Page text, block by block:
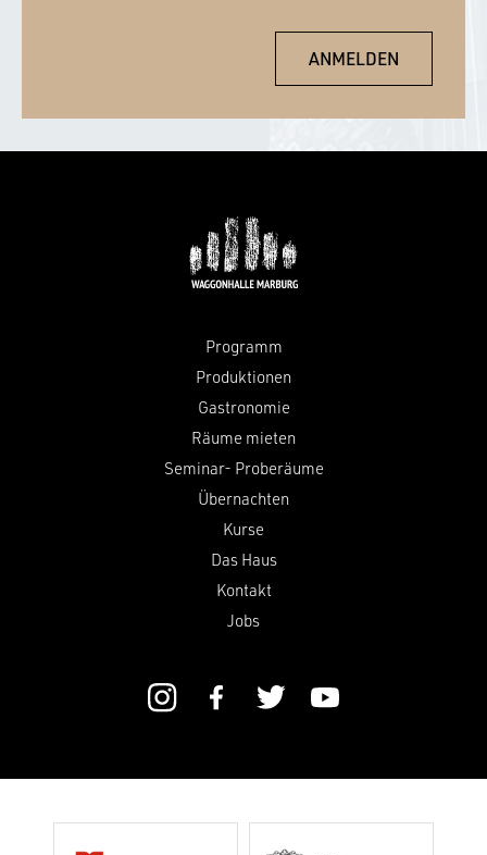
Programm
Produktionen
Gastronomie
Räume mieten
Seminar- Proberäume
Übernachten
Kurse
Das Haus
Kontakt
Jobs